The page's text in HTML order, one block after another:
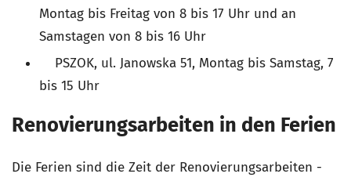
Montag bis Freitag von 8 bis 17 Uhr und an
Samstagen von 8 bis 16 Uhr
PSZOK, ul. Janowska 51, Montag bis Samstag, 7
bis 15 Uhr
Renovierungsarbeiten in den Ferien
Die Ferien sind die Zeit der Renovierungsarbeiten -